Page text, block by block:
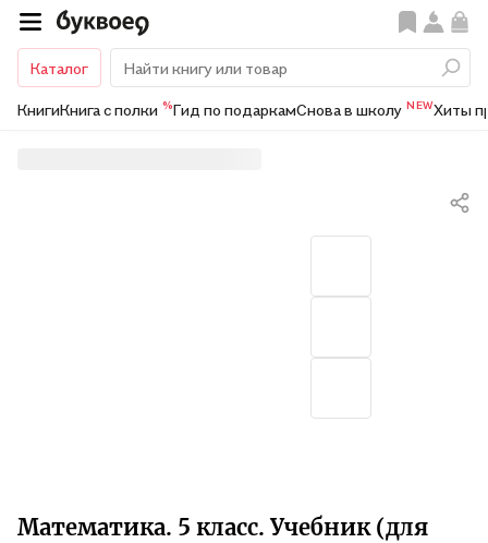
Каталог
КнигиКнига с полки %Гид по подаркамСнова в школу NEWХиты
Математика. 5 класс. Учебник (для